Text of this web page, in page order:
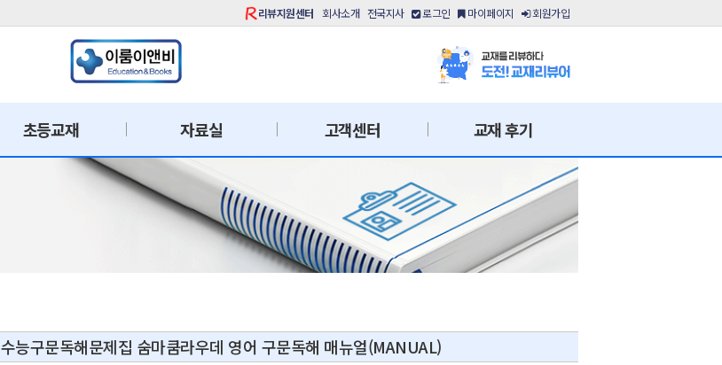
리뷰지원센터 회사소개 전국지사 로그인 마이페이지 회원가입
초등교재 자료실 고객센터 교재 후기
수능구문독해문제집 숨마쿰라우데 영어 구문독해 매뉴얼(MANUAL)